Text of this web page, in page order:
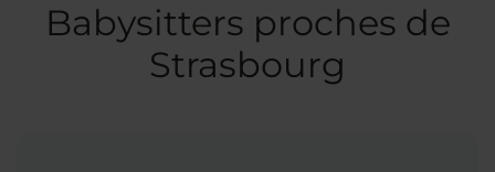
Babysitters proches de
Strasbourg